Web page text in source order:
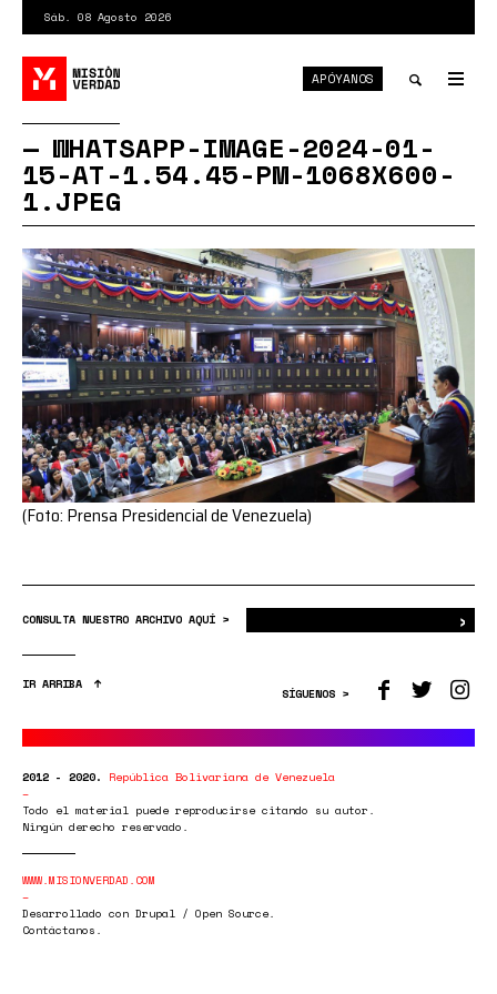
contenido
principal
Sáb. 08 Agosto 2026
search
APÓYANOS
WHATSAPP-IMAGE-2024-01-
15-AT-1.54.45-PM-1068X600-
1.JPEG
(Foto: Prensa Presidencial de Venezuela)
CONSULTA NUESTRO ARCHIVO AQUÍ > ›
IR ARRIBA
SÍGUENOS >
2012 - 2020. República Bolivariana de Venezuela
Todo el material puede reproducirse citando su autor.
Ningún derecho reservado.
WWW.MISIONVERDAD.COM
Desarrollado con Drupal / Open Source.
Contáctanos.